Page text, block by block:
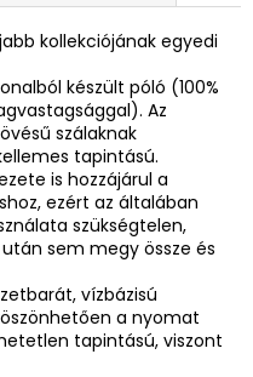
kollekciójának egyedi
készült póló (100%
Az
szálaknak
tapintású.
is hozzájárul a
ezért az általában
szükségtelen,
sem megy össze és
vízbázisú
a nyomat
tapintású, viszont